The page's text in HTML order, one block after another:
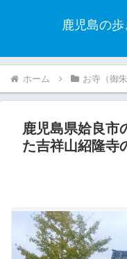
鹿児島の
ホーム お寺（御朱
鹿児島県姶良市
た吉祥山紹隆寺